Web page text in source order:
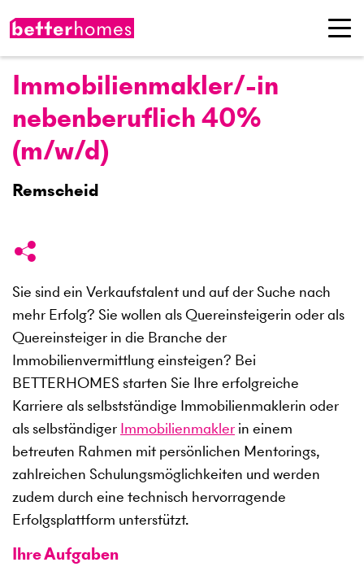
Immobilienmakler/-in
nebenberuflich 40%
(m/w/d)
Remscheid
Sie sind ein Verkaufstalent und auf der Suche nach
mehr Erfolg? Sie wollen als Quereinsteigerin oder als
Quereinsteiger in die Branche der
Immobilienvermittlung einsteigen? Bei
BETTERHOMES starten Sie Ihre erfolgreiche
Karriere als selbstständige Immobilienmaklerin oder
als selbständiger Immobilienmakler in einem
betreuten Rahmen mit persönlichen Mentorings,
zahlreichen Schulungsmöglichkeiten und werden
zudem durch eine technisch hervorragende
Erfolgsplattform unterstützt.
Ihre Aufgaben